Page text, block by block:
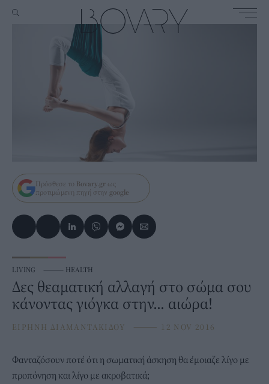
Πρόσθεσε το Bovary.gr ως
προτιμώμενη πηγή στην google
LIVING ⸻ HEALTH
Δες θεαματική αλλαγή στο σώμα σου
κάνοντας γιόγκα στην... αιώρα!
ΕΙΡΗΝΗ ΔΙΑΜΑΝΤΑΚΙΔΟΥ ⸻ 12 NOV 2016
Φανταζόσουν ποτέ ότι η σωματική άσκηση θα έμοιαζε λίγο με
προπόνηση και λίγο με ακροβατικά;